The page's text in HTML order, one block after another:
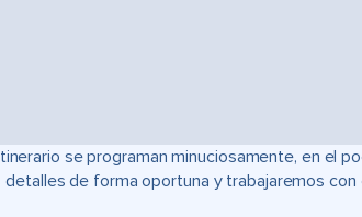
se programan minuciosamente, en el
de forma oportuna y trabajaremos con